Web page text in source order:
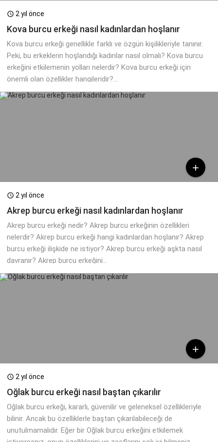
 2 yıl önce
Kova burcu erkeği nasıl kadınlardan hoşlanır
Kova burcu erkeği genellikle farklı ve özgün kişilikleriyle tanınır.
Peki, bu erkeklerin hoşlandığı kadınlar nasıl olmalı? Kova burcu
erkeğini etkilemenin yolları nelerdir? Kova burcu erkeği için
önemli olan özellikler hangileridir?...

 2 yıl önce
Akrep burcu erkeği nasıl kadınlardan hoşlanır
Akrep burcu erkeği nedir? Akrep burcu erkeğinin özellikleri
nelerdir? Akrep burcu erkeği hangi kadınlardan hoşlanır? Akrep
burcu erkeği ilişkide ne istiyor? Akrep burcu erkeği aşkta nasıl
davranır? Akrep burcu erkeğini...

 2 yıl önce
Oğlak burcu erkeği nasıl baştan çıkarılır
Oğlak burcu erkeği, kararlı, güvenilir ve geleneksel özellikleriyle
bilinir. Ancak bu özelliklerle baştan çıkarılabileceği de
unutulmamalıdır. Eğer bir Oğlak burcu erkeğini etkilemek